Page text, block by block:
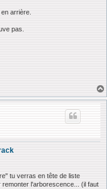
arrière.
pas.
tu verras en tête de liste
l'arborescence... (il faut